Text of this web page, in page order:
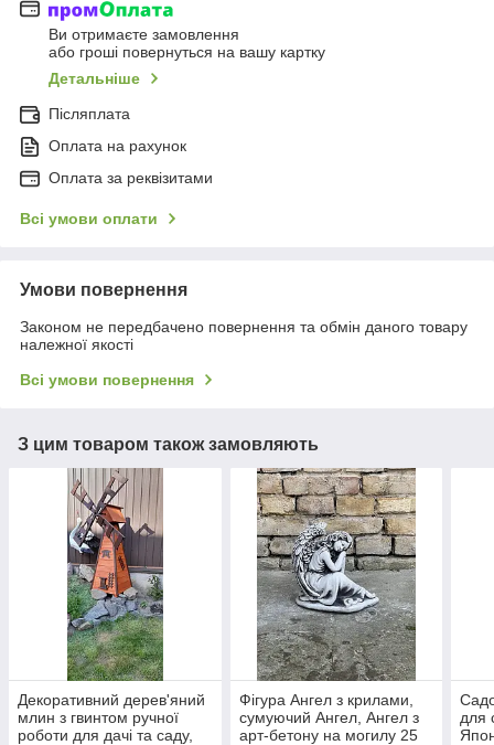
Ви отримаєте замовлення
або гроші повернуться на вашу картку
Детальніше
Післяплата
Оплата на рахунок
Оплата за реквізитами
Всі умови оплати
Умови повернення
Законом не передбачено повернення та обмін даного товару
належної якості
Всі умови повернення
З цим товаром також замовляють
Декоративний дерев'яний
млин з гвинтом ручної
роботи для дачі та саду,
Фігура Ангел з крилами,
сумуючий Ангел, Ангел з
арт-бетону на могилу 25
для